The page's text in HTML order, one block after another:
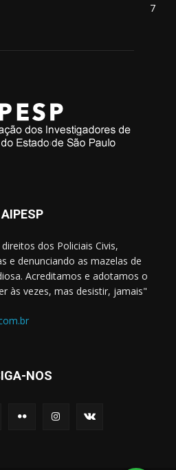
7
AIPESP
dos Policiais Civis,
e denunciando as mazelas de
Acreditamos e adotamos o
às vezes, mas desistir, jamais"
NOS